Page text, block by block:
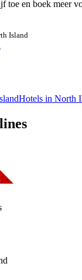
toe en boek meer
Island
Hotels in North